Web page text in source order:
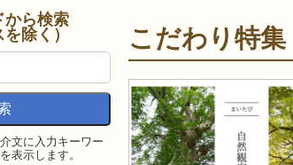
から検索
を除く）
文に入力キーワー
表示します。
こだわり特集